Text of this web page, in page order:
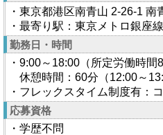
・東京都港区南青山 2-26-1
・最寄り駅：東京メトロ銀座
勤務日・時間
・9:00～18:00（所定労働時間8
休憩時間：60分（12:00～
・フレックスタイム制度有：
応募資格
・学歴不問